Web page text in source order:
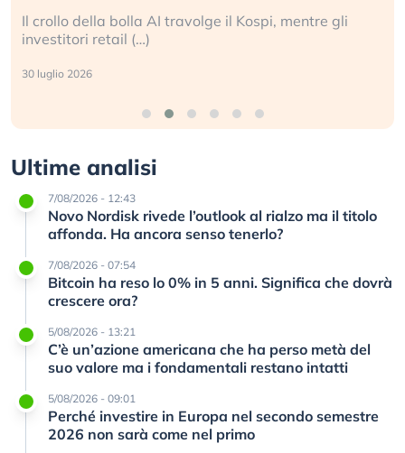
La ricchezza mondiale cresce, ma è sempre più
sganciata dall’economia reale. (…)
24 luglio 2026
Ultime analisi
7/08/2026 - 12:43
Novo Nordisk rivede l’outlook al rialzo ma il titolo
affonda. Ha ancora senso tenerlo?
7/08/2026 - 07:54
Bitcoin ha reso lo 0% in 5 anni. Significa che dovrà
crescere ora?
5/08/2026 - 13:21
C’è un’azione americana che ha perso metà del
suo valore ma i fondamentali restano intatti
5/08/2026 - 09:01
Perché investire in Europa nel secondo semestre
2026 non sarà come nel primo